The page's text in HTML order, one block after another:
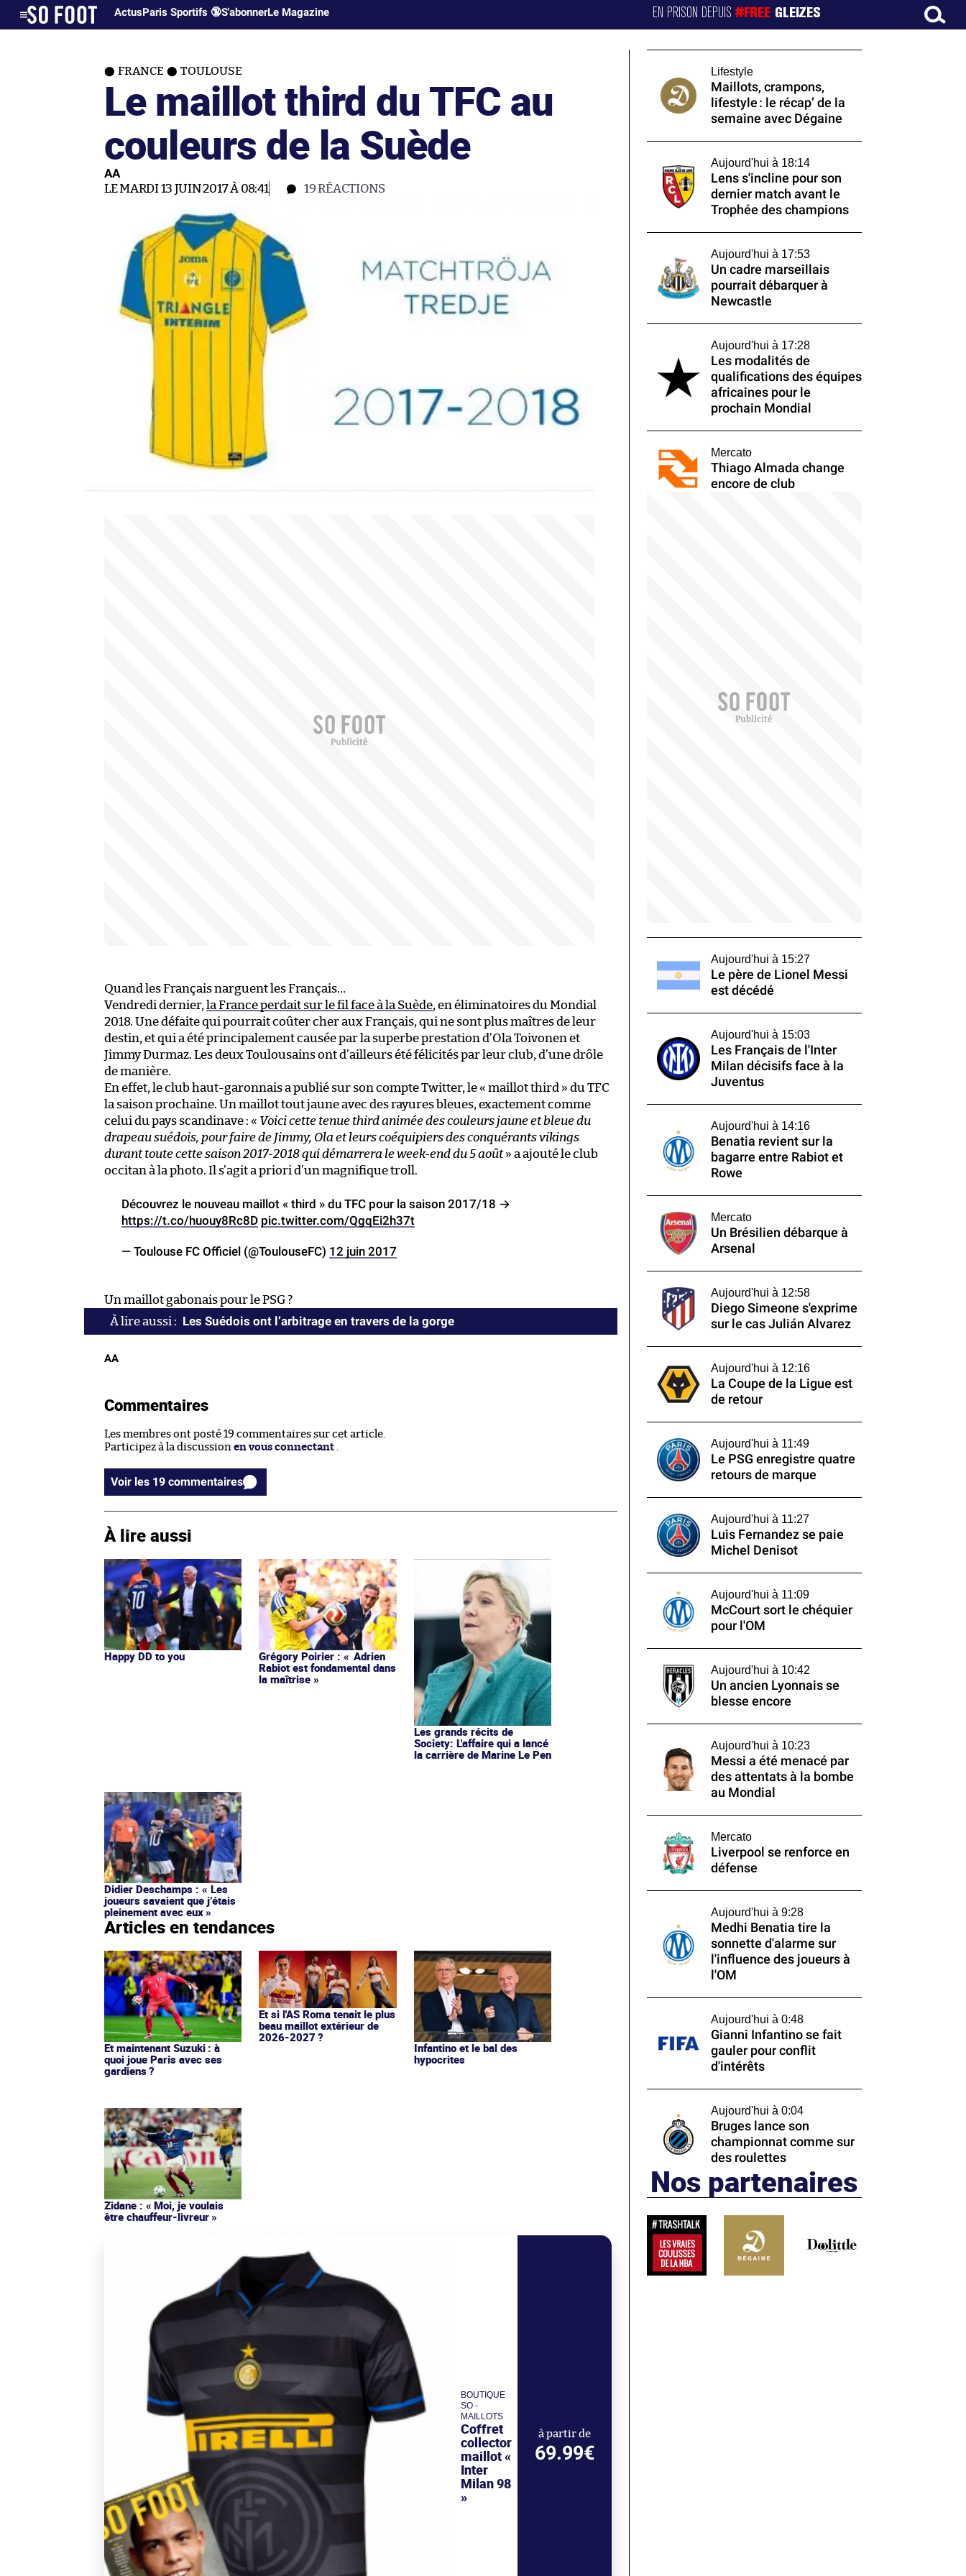
ActusParis Sportifs 🔞S'abonnerLe Magazine EN PRISON DEPUIS#FREE GLEIZES
FRANCE TOULOUSE
Le maillot third du TFC au
couleurs de la Suède
AA
LE MARDI 13 JUIN 2017 À 08:41 19RÉACTIONS
Quand les Français narguent les Français…
Vendredi dernier,la France perdait sur le fil face à la Suède, en éliminatoires du Mondial
2018. Une défaite qui pourrait coûter cher aux Français, qui ne sont plus maîtres de leur
destin, et qui a été principalement causée par la superbe prestation d’Ola Toivonen et
Jimmy Durmaz. Les deux Toulousains ont d’ailleurs été félicités par leur club, d’une drôle
de manière.
En effet, le club haut-garonnais a publié sur son compte Twitter, le « maillot third » du TFC
la saison prochaine. Un maillot tout jaune avec des rayures bleues, exactement comme
celui du pays scandinave : « Voici cette tenue third animée des couleurs jaune et bleue du
drapeau suédois, pour faire de Jimmy, Ola et leurs coéquipiers des conquérants vikings
durant toute cette saison 2017-2018 qui démarrera le week-end du 5 août» a ajouté le club
occitan à la photo. Il s’agit a priori d’un magnifique troll.
Découvrez le nouveau maillot « third » du TFC pour la saison 2017/18 →
https://t.co/huouy8Rc8D pic.twitter.com/QgqEi2h37t
— Toulouse FC Officiel (@ToulouseFC) 12 juin 2017
Un maillot gabonais pour le PSG ?
Les Suédois ont l’arbitrage en travers de la gorge
AA
Commentaires
Les membres ont posté 19 commentaires sur cet article.
Participez à la discussion en vous connectant .
Voir les 19 commentaires
À lire aussi
Happy DD to you
Grégory Poirier : « Adrien
Rabiot est fondamental dans
la maîtrise »
Les grands récits de
Society: L'affaire qui a lancé
la carrière de Marine Le Pen
Didier Deschamps : « Les
joueurs savaient que j’étais
pleinement avec eux »
Articles en tendances
Et maintenant Suzuki : à
quoi joue Paris avec ses
gardiens ?
Et si l'AS Roma tenait le plus
beau maillot extérieur de
2026-2027 ?
Infantino et le bal des
hypocrites
Zidane : « Moi, je voulais
être chauffeur-livreur »
BOUTIQUE
SO -
MAILLOTS
Coffret
collector
maillot «
Inter
Milan 98
»
à partir de
69.99€
Lifestyle
Maillots, crampons,
lifestyle : le récap’ de la
semaine avec Dégaine
Aujourd'hui à 18:14
Lens s'incline pour son
dernier match avant le
Trophée des champions
Aujourd'hui à 17:53
Un cadre marseillais
pourrait débarquer à
Newcastle
Aujourd'hui à 17:28
Les modalités de
qualifications des équipes
africaines pour le
prochain Mondial
Mercato
Thiago Almada change
encore de club
Aujourd'hui à 15:27
Le père de Lionel Messi
est décédé
Aujourd'hui à 15:03
Les Français de l'Inter
Milan décisifs face à la
Juventus
Aujourd'hui à 14:16
Benatia revient sur la
bagarre entre Rabiot et
Rowe
Mercato
Un Brésilien débarque à
Arsenal
Aujourd'hui à 12:58
Diego Simeone s'exprime
sur le cas Julián Alvarez
Aujourd'hui à 12:16
La Coupe de la Ligue est
de retour
Aujourd'hui à 11:49
Le PSG enregistre quatre
retours de marque
Aujourd'hui à 11:27
Luis Fernandez se paie
Michel Denisot
Aujourd'hui à 11:09
McCourt sort le chéquier
pour l'OM
Aujourd'hui à 10:42
Un ancien Lyonnais se
blesse encore
Aujourd'hui à 10:23
Messi a été menacé par
des attentats à la bombe
au Mondial
Mercato
Liverpool se renforce en
défense
Aujourd'hui à 9:28
Medhi Benatia tire la
sonnette d'alarme sur
l'influence des joueurs à
l'OM
Aujourd'hui à 0:48
Gianni Infantino se fait
gauler pour conflit
d'intérêts
Aujourd'hui à 0:04
Bruges lance son
championnat comme sur
des roulettes
Nos partenaires